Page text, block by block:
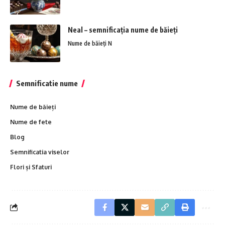
Neal – semnificația nume de băieți
Nume de băieți N
Semnificatie nume
Nume de băieți
Nume de fete
Blog
Semnificatia viselor
Flori și Sfaturi